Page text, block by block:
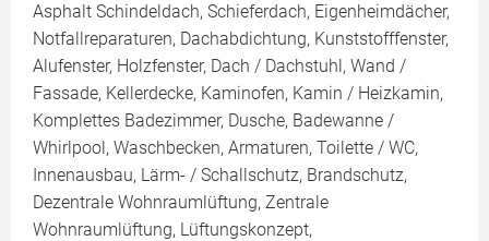
Asphalt Schindeldach, Schieferdach, Eigenheimdächer,
Notfallreparaturen, Dachabdichtung, Kunststofffenster,
Alufenster, Holzfenster, Dach / Dachstuhl, Wand /
Fassade, Kellerdecke, Kaminofen, Kamin / Heizkamin,
Komplettes Badezimmer, Dusche, Badewanne /
Whirlpool, Waschbecken, Armaturen, Toilette / WC,
Innenausbau, Lärm- / Schallschutz, Brandschutz,
Dezentrale Wohnraumlüftung, Zentrale
Wohnraumlüftung, Lüftungskonzept,